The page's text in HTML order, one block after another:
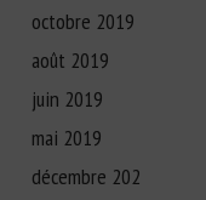
octobre 2019
août 2019
juin 2019
mai 2019
décembre 202